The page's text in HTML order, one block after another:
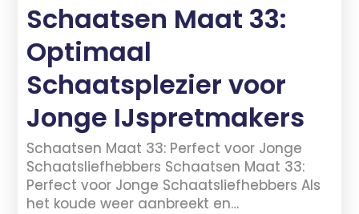
Schaatsen Maat 33:
Optimaal
Schaatsplezier voor
Jonge IJspretmakers
Schaatsen Maat 33: Perfect voor Jonge
Schaatsliefhebbers Schaatsen Maat 33:
Perfect voor Jonge Schaatsliefhebbers Als
het koude weer aanbreekt en…